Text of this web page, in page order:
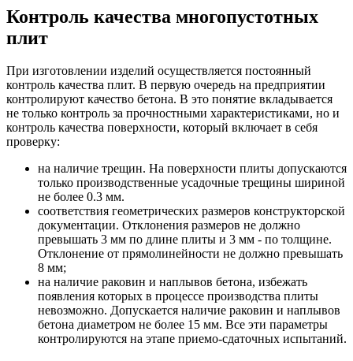
Контроль качества многопустотных
плит
При изготовлении изделий осуществляется постоянный
контроль качества плит. В первую очередь на предприятии
контролируют качество бетона. В это понятие вкладывается
не только контроль за прочностными характеристиками, но и
контроль качества поверхности, который включает в себя
проверку:
на наличие трещин. На поверхности плиты допускаются
только производственные усадочные трещины шириной
не более 0.3 мм.
соответствия геометрических размеров конструкторской
документации. Отклонения размеров не должно
превышать 3 мм по длине плиты и 3 мм - по толщине.
Отклонение от прямолинейности не должно превышать
8 мм;
на наличие раковин и наплывов бетона, избежать
появления которых в процессе производства плиты
невозможно. Допускается наличие раковин и наплывов
бетона диаметром не более 15 мм. Все эти параметры
контролируются на этапе приемо-сдаточных испытаний.